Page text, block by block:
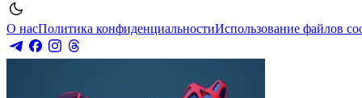
О насПолитика конфиденциальностиИспользование файлов